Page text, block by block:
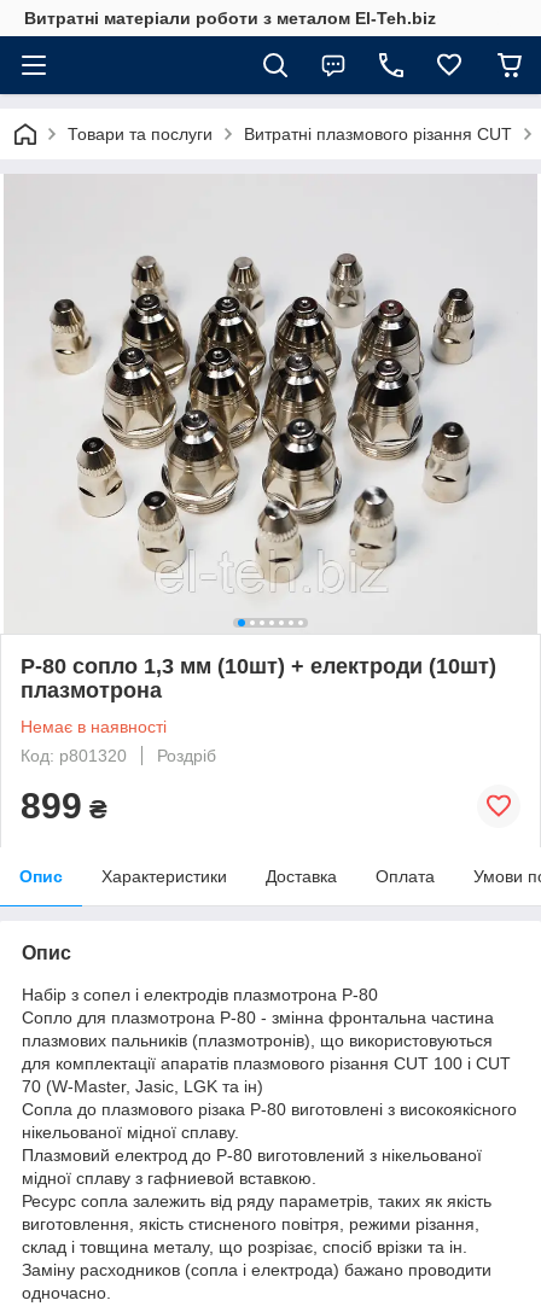
Витратні матеріали роботи з металом El-Teh.biz
Товари та послуги Витратні плазмового різання CUT
Р-80 сопло 1,3 мм (10шт) + електроди (10шт)
плазмотрона
Немає в наявності
Код: p801320
Роздріб
899 ₴
Опис Характеристики Доставка Оплата Умови
Опис
Набір з сопел і електродів плазмотрона Р-80
Сопло для плазмотрона P-80 - змінна фронтальна частина
плазмових пальників (плазмотронів), що використовуються
для комплектації апаратів плазмового різання CUT 100 і CUT
70 (W-Master, Jasic, LGK та ін)
Сопла до плазмового різака P-80 виготовлені з високоякісного
нікельованої мідної сплаву.
Плазмовий електрод до P-80 виготовлений з нікельованої
мідної сплаву з гафниевой вставкою.
Ресурс сопла залежить від ряду параметрів, таких як якість
виготовлення, якість стисненого повітря, режими різання,
склад і товщина металу, що розрізає, спосіб врізки та ін.
Заміну расходников (сопла і електрода) бажано проводити
одночасно.